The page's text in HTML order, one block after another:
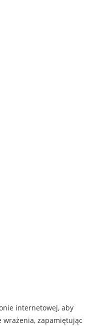
internetowej, aby
zapamiętując